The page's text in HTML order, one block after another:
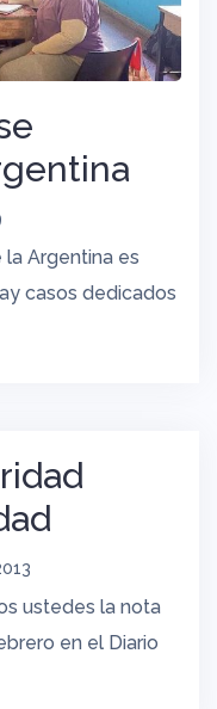
Argentina es
casos dedicados
ustedes la nota
en el Diario